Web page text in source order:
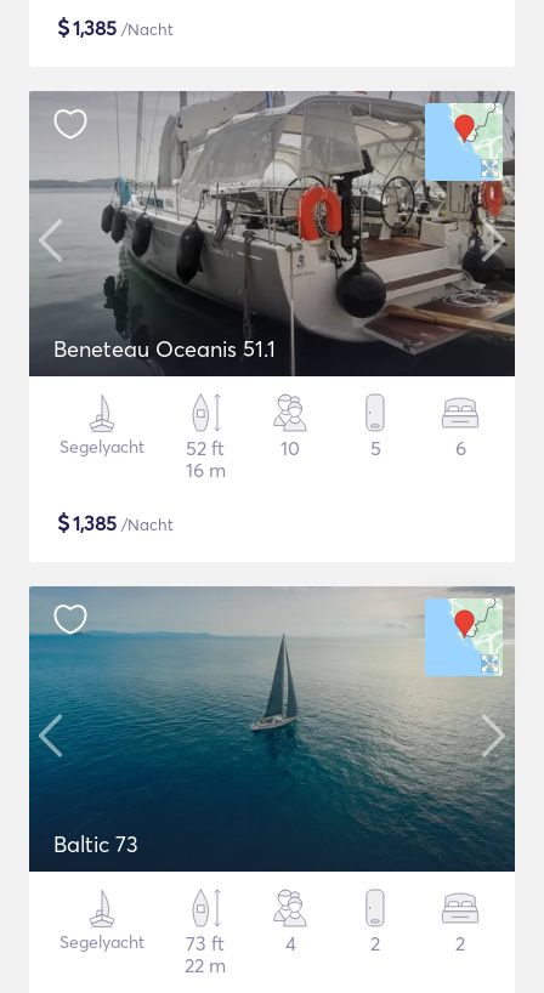
$1,385 /Nacht
Beneteau Oceanis 51.1
Segelyacht
52 ft
16 m
10 5 6
$1,385 /Nacht
Baltic 73
Segelyacht
73 ft
22 m
4 2 2